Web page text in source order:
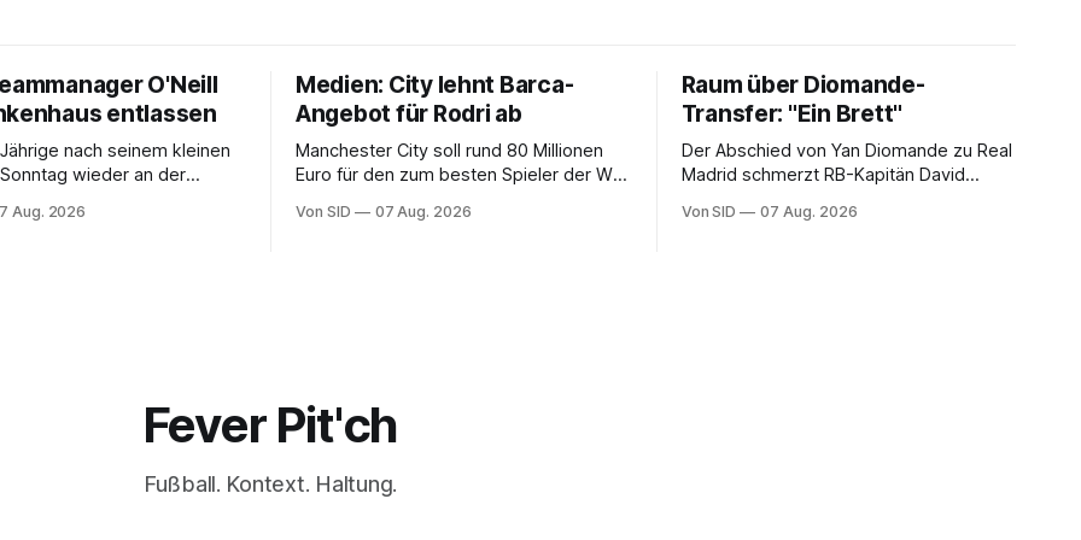
O'Neill
entlassen
nach seinem kleinen
wieder an der
Aug. 2026
Medien: City lehnt Barca-
Angebot für Rodri ab
Manchester City soll rund 80 Millionen
Euro für den zum besten Spieler der WM
Von SID 07 Aug. 2026
Raum über Diomande-
Transfer: "Ein Brett"
Der Abschied von Yan Diomande zu Real
Madrid schmerzt RB-Kapitän David
auch stolz.
Von SID 07 Aug. 2026
Fever Pit'ch
Fußball. Kontext. Haltung.